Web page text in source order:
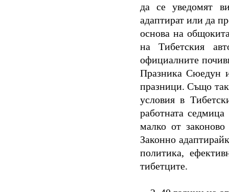
да се уведомят
адаптират или да
основа на
на Тибетския
официалните
Празника Сюедун
празници. Също
условия в
работната
малко от
Законно
политика,
тибетците.